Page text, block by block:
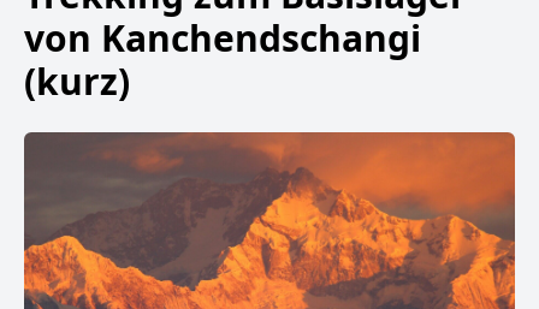
von Kanchendschangi
(kurz)